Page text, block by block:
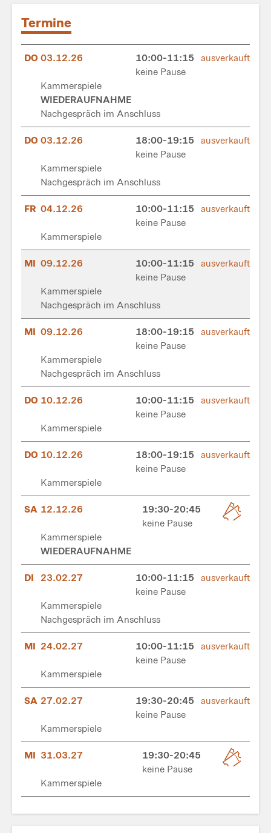
Termine
DO 03.12.26
10:00-11:15
keine Pause
Kammerspiele
WIEDERAUFNAHME
Nachgespräch im Anschluss
ausverkauft
DO 03.12.26
18:00-19:15
keine Pause
Kammerspiele
Nachgespräch im Anschluss
ausverkauft
FR 04.12.26
10:00-11:15
keine Pause
Kammerspiele
ausverkauft
MI 09.12.26
10:00-11:15
keine Pause
Kammerspiele
Nachgespräch im Anschluss
ausverkauft
MI 09.12.26
18:00-19:15
keine Pause
Kammerspiele
Nachgespräch im Anschluss
ausverkauft
DO 10.12.26
10:00-11:15
keine Pause
Kammerspiele
ausverkauft
DO 10.12.26
18:00-19:15
keine Pause
Kammerspiele
ausverkauft
SA 12.12.26
19:30-20:45
keine Pause
Kammerspiele
WIEDERAUFNAHME
DI 23.02.27
10:00-11:15
keine Pause
Kammerspiele
Nachgespräch im Anschluss
ausverkauft
MI 24.02.27
10:00-11:15
keine Pause
Kammerspiele
ausverkauft
SA 27.02.27
19:30-20:45
keine Pause
Kammerspiele
ausverkauft
MI 31.03.27
19:30-20:45
keine Pause
Kammerspiele